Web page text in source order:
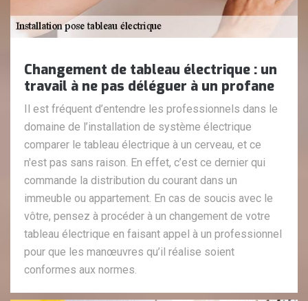
Changement de tableau électrique : un
travail à ne pas déléguer à un profane
Il est fréquent d’entendre les professionnels dans le
domaine de l’installation de système électrique
comparer le tableau électrique à un cerveau, et ce
n'est pas sans raison. En effet, c’est ce dernier qui
commande la distribution du courant dans un
immeuble ou appartement. En cas de soucis avec le
vôtre, pensez à procéder à un changement de votre
tableau électrique en faisant appel à un professionnel
pour que les manœuvres qu’il réalise soient
conformes aux normes.